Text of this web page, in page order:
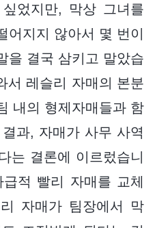
었지만, 막상 그녀를
어지지 않아서 몇 번이
을 결국 삼키고 말았습
서 레슬리 자매의 본분
내의 형제자매들과 함
과, 자매가 사무 사역
는 결론에 이르렀습니
적 빨리 자매를 교체
자매가 팀장에서 막